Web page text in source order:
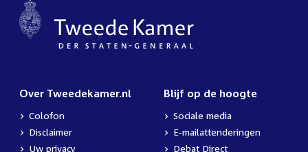
Over Tweedekamer.nl
Colofon
Disclaimer
Uw privacy
Blijf op de hoogte
Sociale media
E-mailattenderingen
Debat Direct